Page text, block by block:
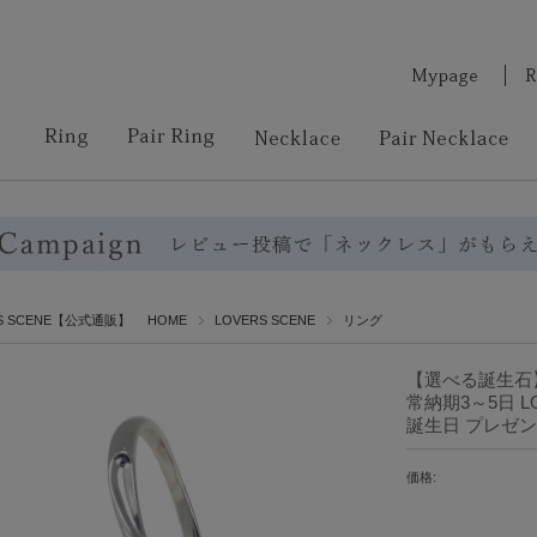
SCENE【公式通販】 HOME LOVERS SCENE リング
【選べる誕生
常納期3～5日
誕生日 プレゼ
価格: